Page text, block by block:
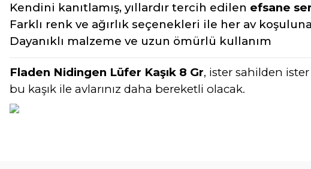
Kendini kanıtlamış, yıllardır tercih edilen efsane
Farklı renk ve ağırlık seçenekleri ile her av
Dayanıklı malzeme ve uzun ömürlü kullanım
Fladen Nidingen Lüfer Kaşık 8 Gr, ister sahilden
bu kaşık ile avlarınız daha bereketli olacak.